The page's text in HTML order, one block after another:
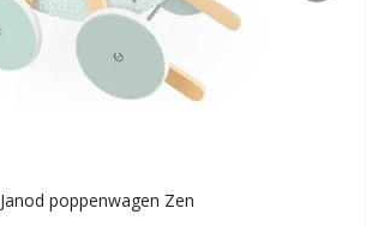
Janod poppenwagen Zen